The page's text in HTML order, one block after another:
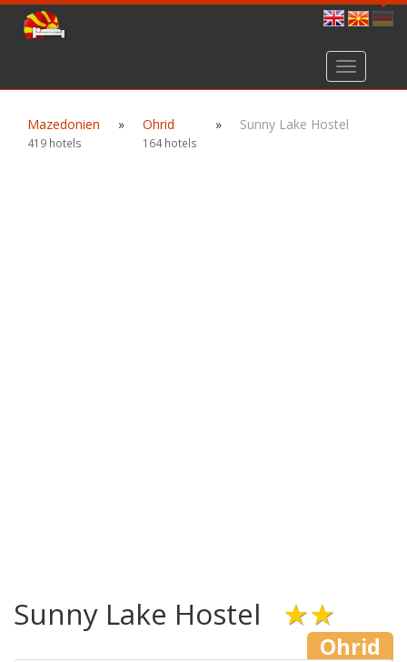
Toggle
navigation
Mazedonien
419 hotels
» Ohrid
164 hotels
» Sunny Lake Hostel
Sunny Lake Hostel ★★
Ohrid